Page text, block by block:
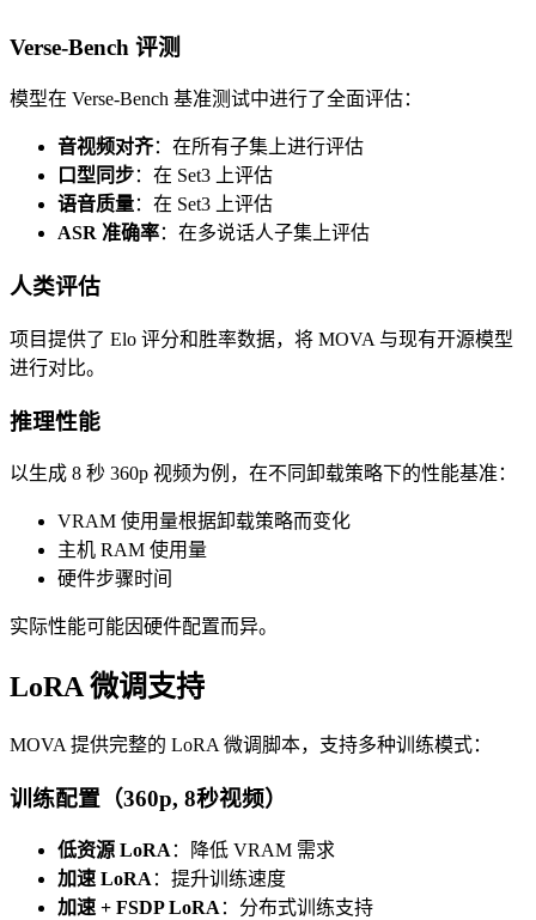
Verse-Bench 评测
模型在 Verse-Bench 基准测试中进行了全面评估：
音视频对齐：在所有子集上进行评估
口型同步：在 Set3 上评估
语音质量：在 Set3 上评估
ASR 准确率：在多说话人子集上评估
人类评估
项目提供了 Elo 评分和胜率数据，将 MOVA 与现有开源模型
进行对比。
推理性能
以生成 8 秒 360p 视频为例，在不同卸载策略下的性能基准：
VRAM 使用量根据卸载策略而变化
主机 RAM 使用量
硬件步骤时间
实际性能可能因硬件配置而异。
LoRA 微调支持
MOVA 提供完整的 LoRA 微调脚本，支持多种训练模式：
训练配置（360p, 8秒视频）
低资源 LoRA：降低 VRAM 需求
加速 LoRA：提升训练速度
加速 + FSDP LoRA：分布式训练支持